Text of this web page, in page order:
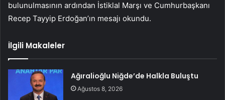
bulunulmasının ardından İstiklal Marşı ve Cumhurbaşkanı
Recep Tayyip Erdoğan’ın mesajı okundu.
İlgili Makaleler
Ağıralioğlu Niğde’de Halkla Buluştu
Ağustos 8, 2026